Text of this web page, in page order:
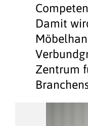
Damit
Zentrum